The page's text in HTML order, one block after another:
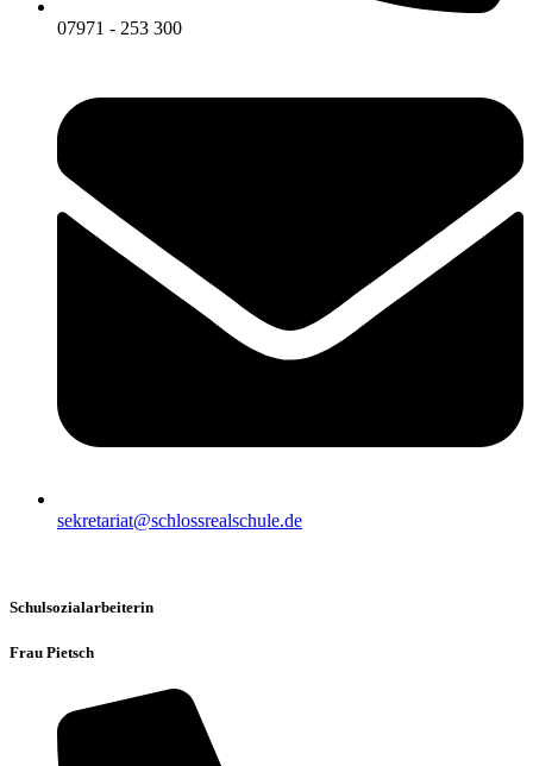
07971 - 253 300
sekretariat@schlossrealschule.de
Schulsozialarbeiterin
Frau Pietsch